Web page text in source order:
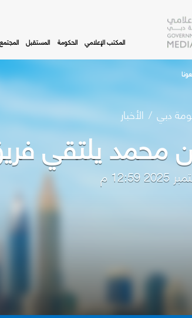
المكتب الإعلامي الحكومة المستقبل المجتمع
دبي الأخبار
محمد يلتقي